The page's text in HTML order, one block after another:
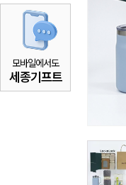
모바일에서도
세종기프트